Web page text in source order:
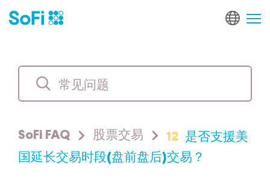
SoFi FAQ 股票交易 12 是否支援美
国延长交易时段(盘前盘后)交易？